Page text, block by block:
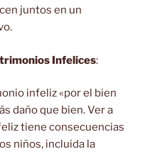
juntos en un
Infelices:
infeliz «por el bien
daño que bien. Ver a
tiene consecuencias
niños, incluida la